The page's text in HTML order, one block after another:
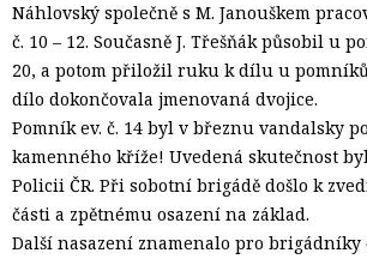
Náhlovský společně s M. Janouškem
č. 10 – 12. Současně J. Třešňák působil u
20, a potom přiložil ruku k dílu u pomníků
dílo dokončovala jmenovaná dvojice.
Pomník ev. č. 14 byl v březnu vandalsky
kamenného kříže! Uvedená skutečnost
Policii ČR. Při sobotní brigádě došlo k
části a zpětnému osazení na základ.
Další nasazení znamenalo pro brigádníky